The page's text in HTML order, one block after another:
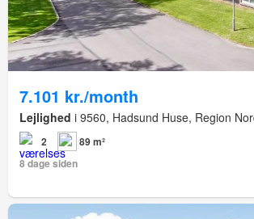
7.101 kr./month
Lejlighed i 9560, Hadsund Huse, Region
2
89 m²
8 dage siden